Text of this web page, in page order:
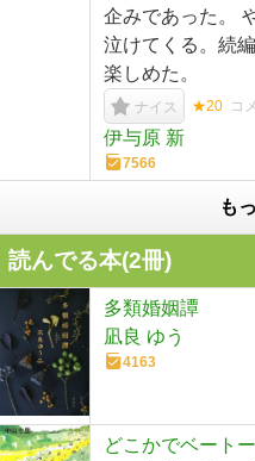
企みであった。
泣けてくる。続
楽しめた。
ナイス ★20 コ
伊与原 新
7566
も
読んでる本(2冊)
多類婚姻譚
凪良 ゆう
4163
どこかでベート